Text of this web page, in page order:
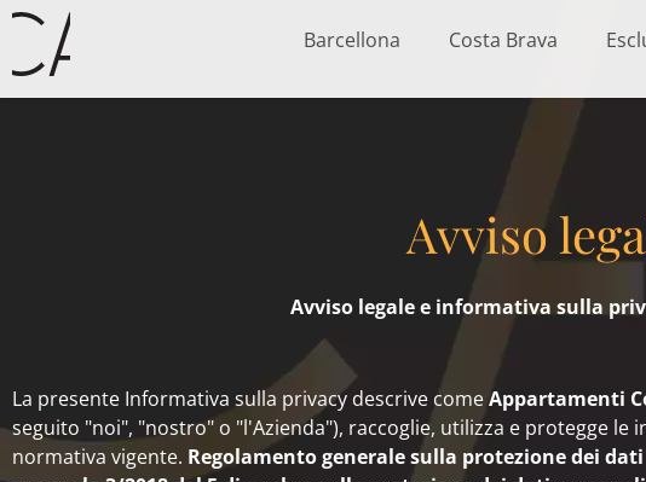
Vai
contenuto
Barcellona Costa Brava
Avviso
Avviso legale e informativa sulla
La presente Informativa sulla privacy descrive comeAppartamenti
seguito "noi", "nostro" o "l'Azienda"), raccoglie, utilizza e protegge
normativa vigente. Regolamento generale sulla protezione dei dati